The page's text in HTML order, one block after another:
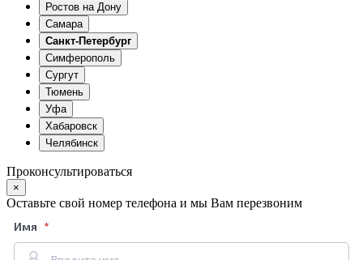
Ростов на Дону
Самара
Санкт-Петербург
Симферополь
Сургут
Тюмень
Уфа
Хабаровск
Челябинск
Проконсультироваться
×
Оставьте свой номер телефона и мы Вам перезвоним
Имя